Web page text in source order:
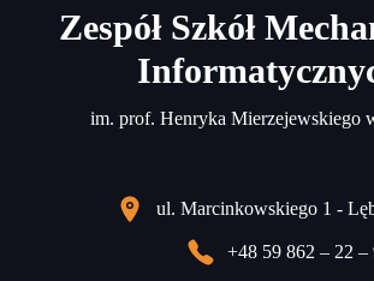
Zespół Szkół
im. prof. Henryka Mierzejewskiego
ul. Marcinkowskiego 1 -
+48 59 862 – 22 –